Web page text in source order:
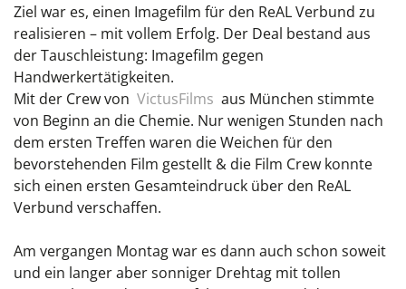
Ziel war es, einen Imagefilm für den ReAL Verbund zu
realisieren – mit vollem Erfolg. Der Deal bestand aus
der Tauschleistung: Imagefilm gegen
Handwerkertätigkeiten.
Mit der Crew von VictusFilms aus München stimmte
von Beginn an die Chemie. Nur wenigen Stunden nach
dem ersten Treffen waren die Weichen für den
bevorstehenden Film gestellt & die Film Crew konnte
sich einen ersten Gesamteindruck über den ReAL
Verbund verschaffen.
Am vergangen Montag war es dann auch schon soweit
und ein langer aber sonniger Drehtag mit tollen